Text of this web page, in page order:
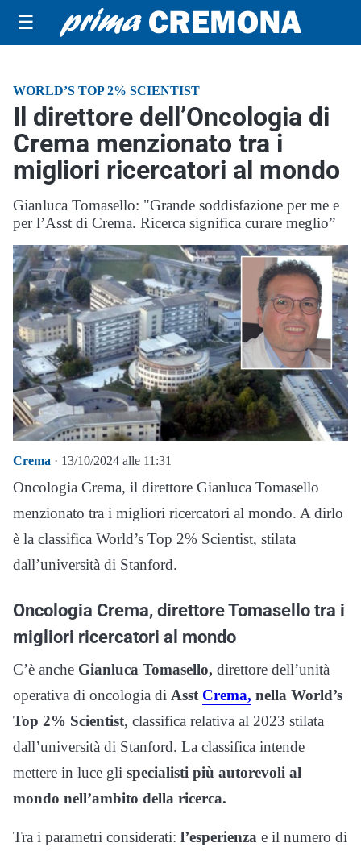
☰
WORLD’S TOP 2% SCIENTIST
Il direttore dell’Oncologia di
Crema menzionato tra i
migliori ricercatori al mondo
Gianluca Tomasello: "Grande soddisfazione per me e
per l’Asst di Crema. Ricerca significa curare meglio”
Crema · 13/10/2024 alle 11:31
Oncologia Crema, il direttore Gianluca Tomasello
menzionato tra i migliori ricercatori al mondo. A dirlo
è la classifica World’s Top 2% Scientist, stilata
dall’università di Stanford.
Oncologia Crema, direttore Tomasello tra i
migliori ricercatori al mondo
C’è anche Gianluca Tomasello, direttore dell’unità
operativa di oncologia di Asst Crema, nella World’s
Top 2% Scientist, classifica relativa al 2023 stilata
dall’università di Stanford. La classifica intende
mettere in luce gli specialisti più autorevoli al
mondo nell’ambito della ricerca.
Tra i parametri considerati: l’esperienza e il numero di